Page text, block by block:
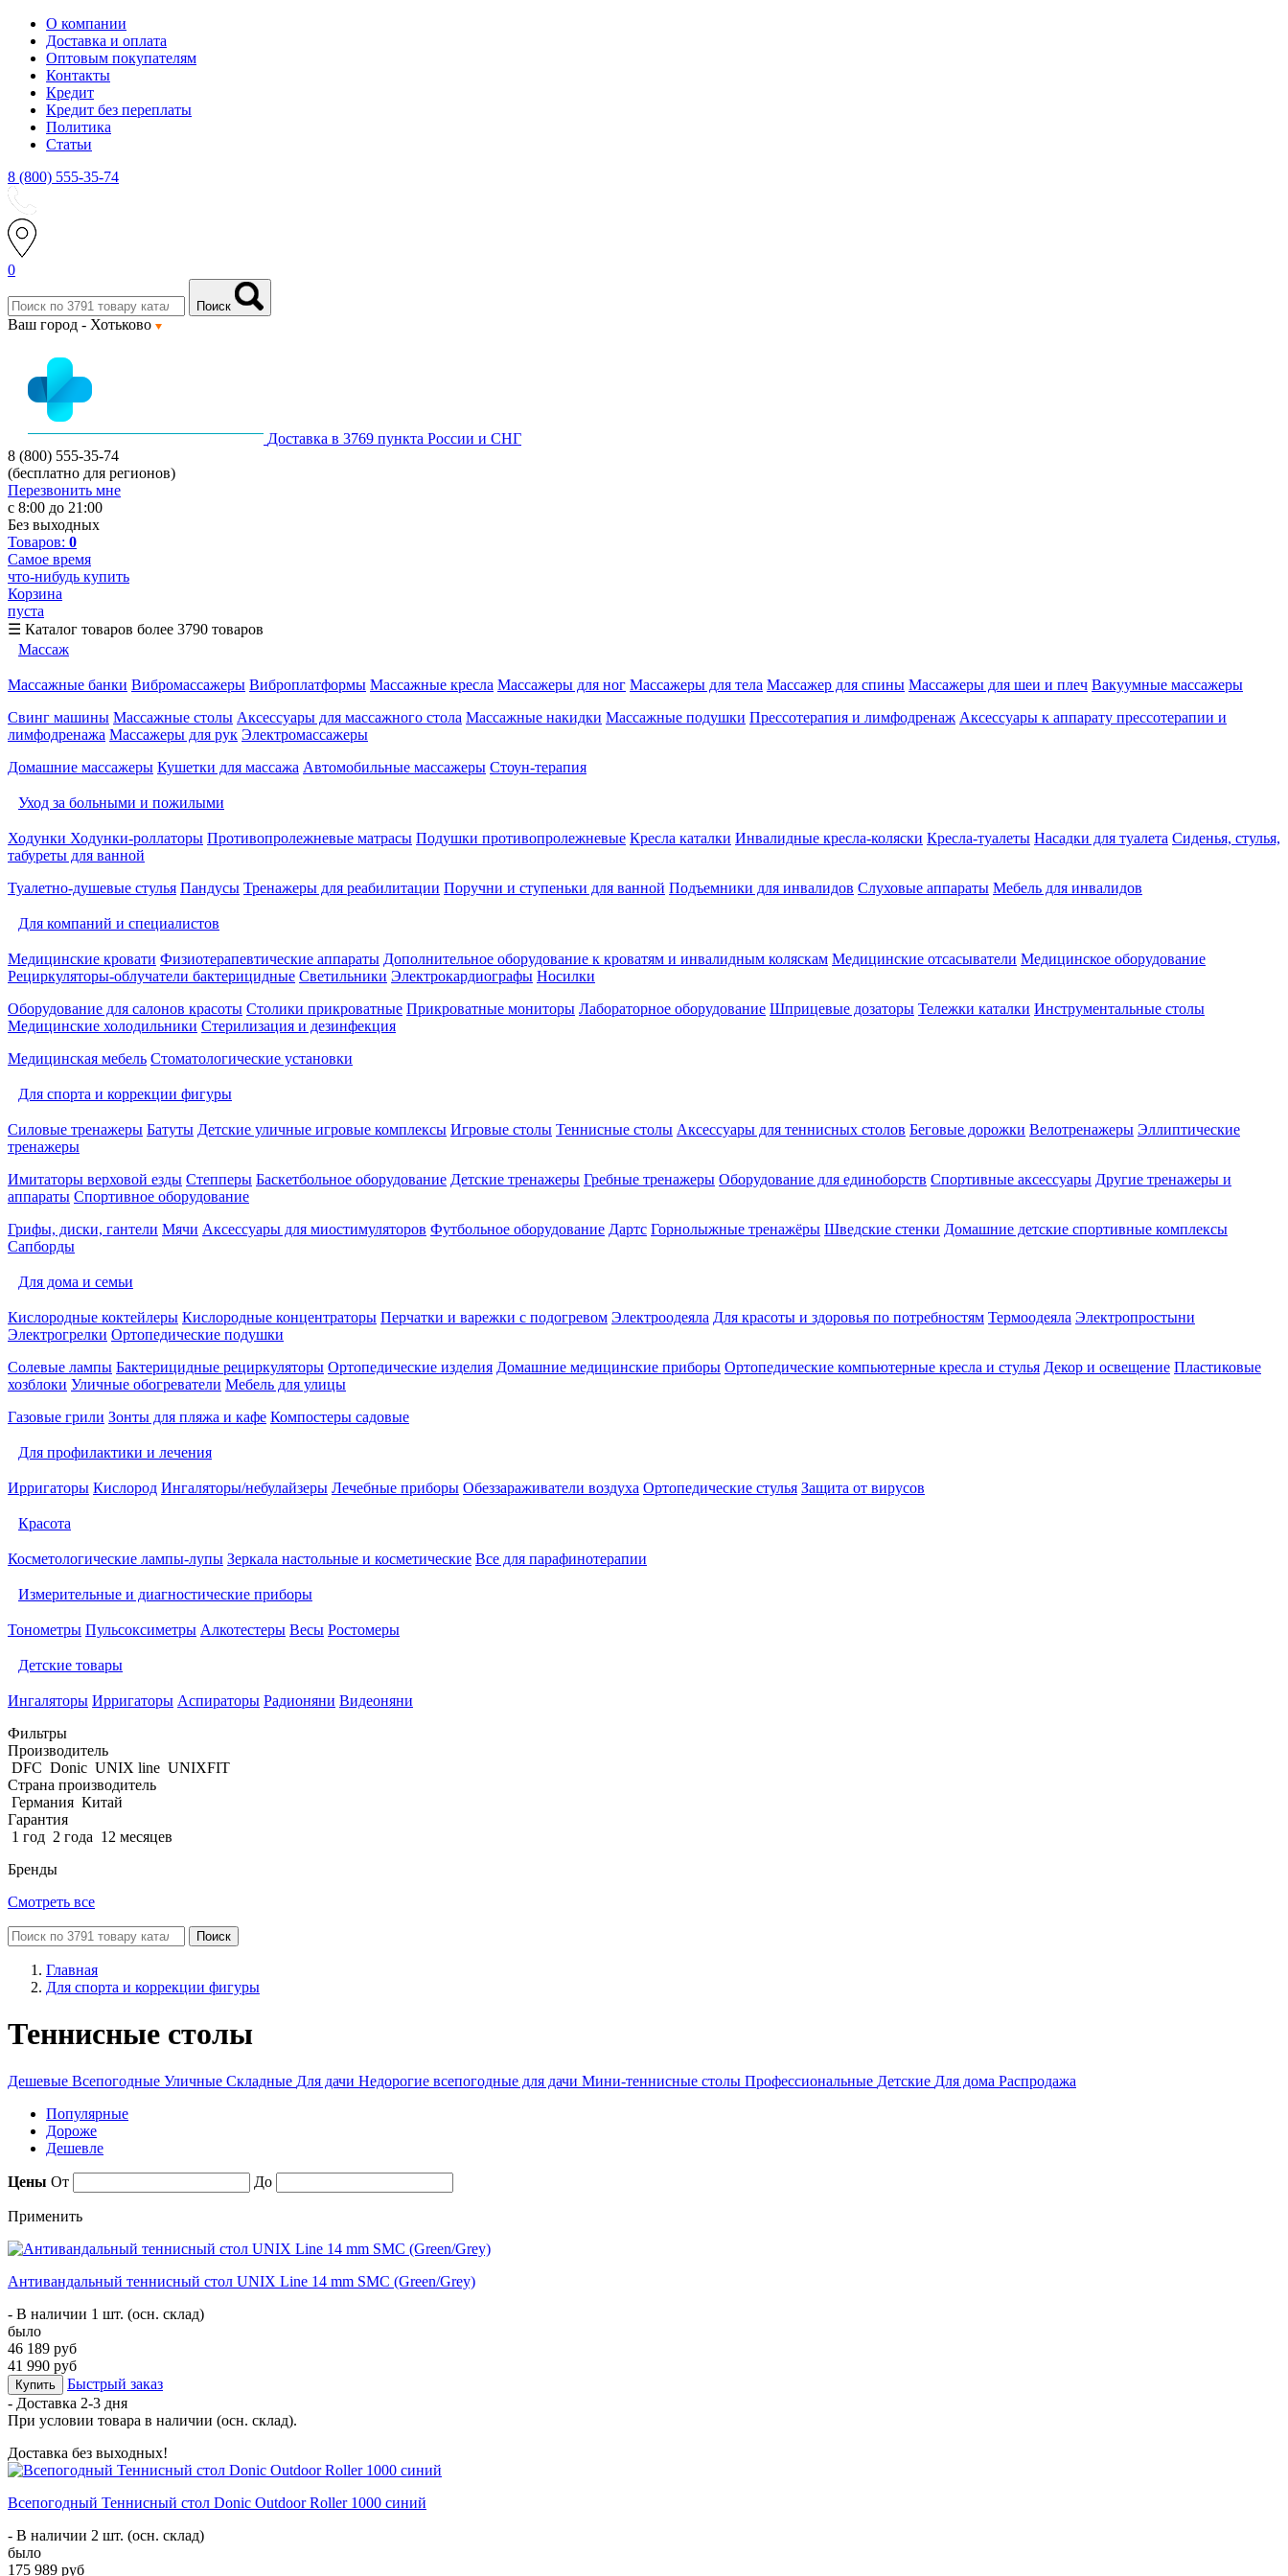
О компании
Доставка и оплата
Оптовым покупателям
Контакты
Кредит
Кредит без переплаты
Политика
Статьи
8 (800) 555-35-74
0
Поиск
Ваш город - Хотьково
Доставка в 3769 пункта России и СНГ
8 (800) 555-35-74
(бесплатно для регионов)
Перезвонить мне
с 8:00 до 21:00
Без выходных
Товаров: 0
Самое время
что-нибудь купить
Корзина
пуста
☰ Каталог товаров более 3790 товаров
Массаж
Массажные банки Вибромассажеры Виброплатформы Массажные кресла Массажеры для ног Массажеры для тела Массажер для спины Массажеры для шеи и плеч Вакуумные массажеры
Свинг машины Массажные столы Аксессуары для массажного стола Массажные накидки Массажные подушки Прессотерапия и лимфодренаж Аксессуары к аппарату прессотерапии и
лимфодренажа Массажеры для рук Электромассажеры
Домашние массажеры Кушетки для массажа Автомобильные массажеры Стоун-терапия
Уход за больными и пожилыми
Ходунки Ходунки-роллаторы Противопролежневые матрасы Подушки противопролежневые Кресла каталки Инвалидные кресла-коляски Кресла-туалеты Насадки для туалета Сиденья, стулья,
табуреты для ванной
Туалетно-душевые стулья Пандусы Тренажеры для реабилитации Поручни и ступеньки для ванной Подъемники для инвалидов Слуховые аппараты Мебель для инвалидов
Для компаний и специалистов
Медицинские кровати Физиотерапевтические аппараты Дополнительное оборудование к кроватям и инвалидным коляскам Медицинские отсасыватели Медицинское оборудование
Рециркуляторы-облучатели бактерицидные Светильники Электрокардиографы Носилки
Оборудование для салонов красоты Столики прикроватные Прикроватные мониторы Лабораторное оборудование Шприцевые дозаторы Тележки каталки Инструментальные столы
Медицинские холодильники Стерилизация и дезинфекция
Медицинская мебель Стоматологические установки
Для спорта и коррекции фигуры
Силовые тренажеры Батуты Детские уличные игровые комплексы Игровые столы Теннисные столы Аксессуары для теннисных столов Беговые дорожки Велотренажеры Эллиптические
тренажеры
Имитаторы верховой езды Степперы Баскетбольное оборудование Детские тренажеры Гребные тренажеры Оборудование для единоборств Спортивные аксессуары Другие тренажеры и
аппараты Спортивное оборудование
Грифы, диски, гантели Мячи Аксессуары для миостимуляторов Футбольное оборудование Дартс Горнолыжные тренажёры Шведские стенки Домашние детские спортивные комплексы
Сапборды
Для дома и семьи
Кислородные коктейлеры Кислородные концентраторы Перчатки и варежки с подогревом Электроодеяла Для красоты и здоровья по потребностям Термоодеяла Электропростыни
Электрогрелки Ортопедические подушки
Солевые лампы Бактерицидные рециркуляторы Ортопедические изделия Домашние медицинские приборы Ортопедические компьютерные кресла и стулья Декор и освещение Пластиковые
хозблоки Уличные обогреватели Мебель для улицы
Газовые грили Зонты для пляжа и кафе Компостеры садовые
Для профилактики и лечения
Ирригаторы Кислород Ингаляторы/небулайзеры Лечебные приборы Обеззараживатели воздуха Ортопедические стулья Защита от вирусов
Красота
Косметологические лампы-лупы Зеркала настольные и косметические Все для парафинотерапии
Измерительные и диагностические приборы
Тонометры Пульсоксиметры Алкотестеры Весы Ростомеры
Детские товары
Ингаляторы Ирригаторы Аспираторы Радионяни Видеоняни
Фильтры
Производитель
DFC Donic UNIX line UNIXFIT
Страна производитель
Германия Китай
Гарантия
1 год 2 года 12 месяцев
Бренды
Смотреть все
Поиск
Главная
Для спорта и коррекции фигуры
Теннисные столы
Дешевые Всепогодные Уличные Складные Для дачи Недорогие всепогодные для дачи Мини-теннисные столы Профессиональные Детские Для дома Распродажа
Популярные
Дороже
Дешевле
Цены От До
Применить
Антивандальный теннисный стол UNIX Line 14 mm SMC (Green/Grey)
- В наличии 1 шт. (осн. склад)
было
46 189 руб
41 990 руб
Купить
Быстрый заказ
- Доставка 2-3 дня
При условии товара в наличии (осн. склад).
Доставка без выходных!
Всепогодный Теннисный стол Donic Outdoor Roller 1000 синий
- В наличии 2 шт. (осн. склад)
было
175 989 руб